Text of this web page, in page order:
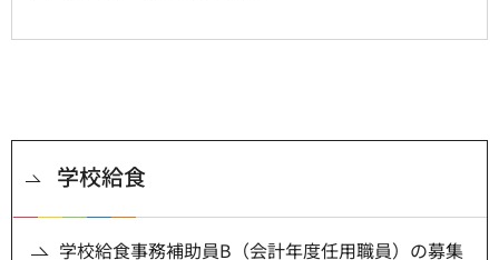
学校給食
学校給食事務補助員B（会計年度任用職員）の募集